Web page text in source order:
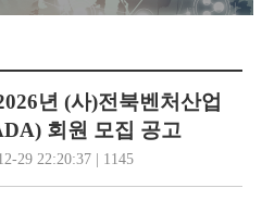
년 (사)전북벤처산업
회원 모집 공고
29 22:20:37 | 1145